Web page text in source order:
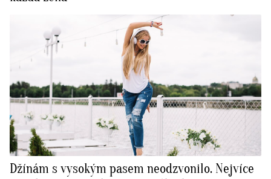
Džínám s vysokým pasem neodzvonilo. Nejvíce